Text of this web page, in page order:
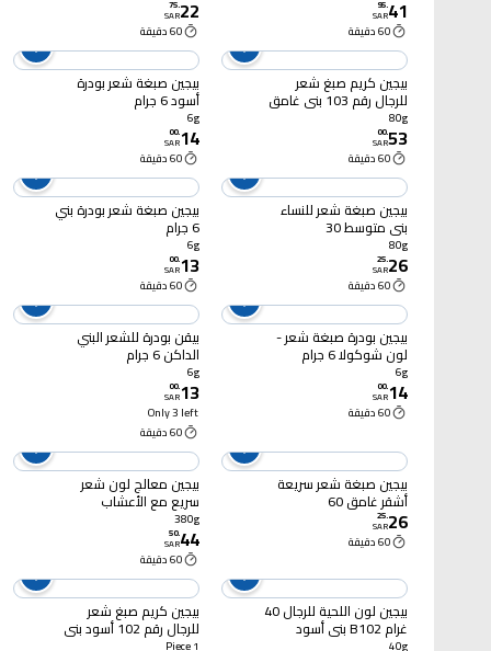
طبيعي 80 جرام
41
.
95
SAR
60 دقيقة
طبيعي، 80 غرام
22
.
75
SAR
60 دقيقة
بيجين كريم صبغ شعر
للرجال رقم 103 بني غامق
80 جرام
80g
53
.
00
SAR
60 دقيقة
بيجين صبغة شعر بودرة
أسود 6 جرام
6g
14
.
00
SAR
60 دقيقة
بيجين صبغة شعر للنساء
بني متوسط 30
80g
26
.
25
SAR
60 دقيقة
بيجين صبغة شعر بودرة بني
6 جرام
6g
13
.
00
SAR
60 دقيقة
بيجين بودرة صبغة شعر -
لون شوكولا 6 جرام
6g
14
.
00
SAR
60 دقيقة
بيقن بودرة للشعر البني
الداكن 6 جرام
6g
13
.
00
SAR
Only 3 left
60 دقيقة
بيجين صبغة شعر سريعة
أشقر غامق 60
26
.
25
SAR
60 دقيقة
بيجين معالج لون شعر
سريع مع الأعشاب
طبيعي 80 جرام
380g
44
.
50
SAR
60 دقيقة
بيجين لون اللحية للرجال 40
غرام B102 بني أسود
40g
بيجين كريم صبغ شعر
للرجال رقم 102 أسود بني
1 Piece